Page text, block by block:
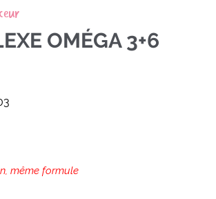
OMÉGA 3+6
même formule